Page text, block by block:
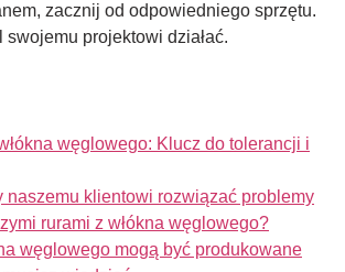
zacznij od odpowiedniego sprzętu.
swojemu projektowi działać.
węglowego: Klucz do tolerancji i
naszemu klientowi rozwiązać problemy
rurami z włókna węglowego?
węglowego mogą być produkowane